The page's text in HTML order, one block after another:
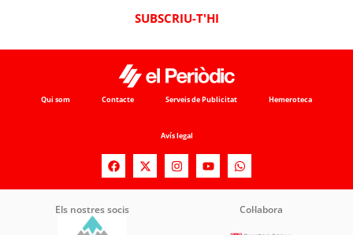
SUBSCRIU-T'HI
Qui som Contacte Serveis de Publicitat Hemeroteca
Avís legal
Els nostres socis Col·labora